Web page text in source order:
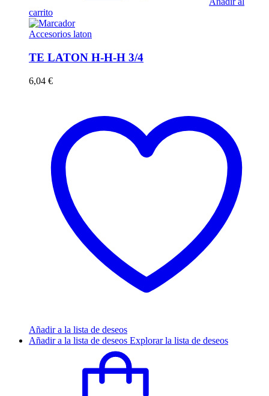
carrito
Accesorios laton
TE LATON H-H-H 3/4
6,04 €
Añadir a la lista de deseos
Añadir a la lista de deseos Explorar la lista de deseos